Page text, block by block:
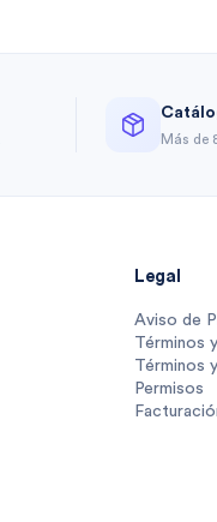
Más de
Legal
Aviso de
Términos
Términos
Permisos